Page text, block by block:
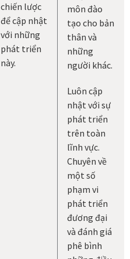
chiến lược
để cập nhật
với những
phát triển
này.
môn đào
tạo cho bản
thân và
những
người khác.
Luôn cập
nhật với sự
phát triển
trên toàn
lĩnh vực.
Chuyên về
một số
phạm vi
phát triển
đương đại
và đánh giá
phê bình